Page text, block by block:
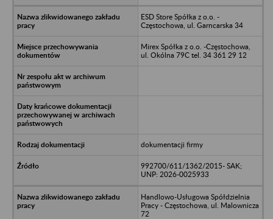
ESD Store Spółka z o.o. -
Częstochowa, ul. Garncarska 34
Mirex Spółka z o.o. -Częstochowa,
ul. Okólna 79C tel. 34 361 29 12
dokumentacji firmy
992700/611/1362/2015- SAK;
UNP: 2026-0025933
Handlowo-Usługowa Spółdzielnia
Pracy - Częstochowa, ul. Malownicza
72